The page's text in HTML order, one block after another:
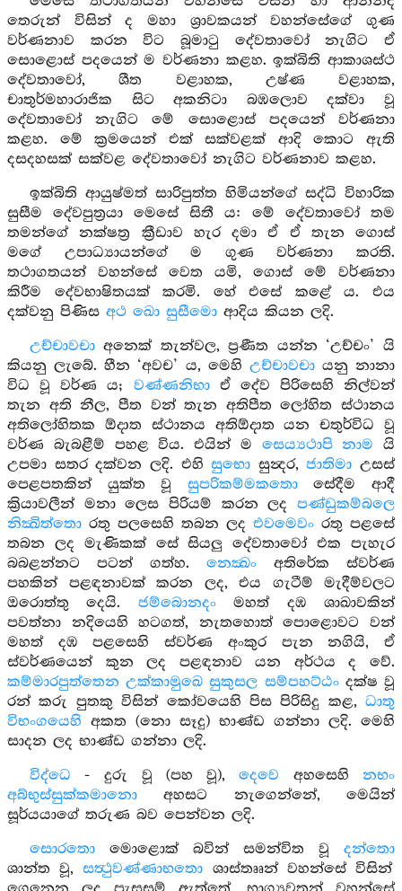
තෙරුන් විසින් ද මහා ශ්‍රාවකයන් වහන්සේගේ ගුණ
වර්ණනාව කරන විට බූමාටු දේවතාවෝ නැගිට ඒ
සොළොස් පදයෙන් ම වර්ණනා කළහ. ඉක්බිති ආකාශස්ථ
දේවතාවෝ, ශීත වළාහක, උෂ්ණ වළාහක,
චාතුර්මහාරාජික සිට අකනිටා බඹලොව දක්වා වූ
දේවතාවෝ නැගිට මේ සොළොස් පදයෙන් වර්ණනා
කළහ. මේ ක්‍රමයෙන් එක් සක්වළක් ආදි කොට ඇති
දසදහසක් සක්වළ දේවතාවෝ නැගිට වර්ණනාව කළහ.
ඉක්බිති ආයුෂ්මත් සාරිපුත්ත හිමියන්ගේ සද්ධි විහාරික
සුසීම දේවපුත්‍රයා මෙසේ සිතී ය: මේ දේවතාවෝ තම
තමන්ගේ නක්ෂත්‍ර ක්‍රීඩාව හැර දමා ඒ ඒ තැන ගොස්
මගේ උපාධ්‍යායන්ගේ ම ගුණ වර්ණනා කරති.
තථාගතයන් වහන්සේ වෙත යමි, ගොස් මේ වර්ණනා
කිරීම දේවභාෂිතයක් කරමි. හේ එසේ කළේ ය. එය
දක්වනු පිණිස අථ ඛො සුසීමො ආදිය කියන ලදි.
උච්චාවචාඅනෙක් තැන්වල, ප්‍රණීත යන්න ‘උච්චං’ යි
කියනු ලැබේ. හීන ‘අවච’ ය, මෙහි උච්චාවචායනු නානා
විධ වූ වර්ණ ය; වණ්ණනිභාඒ දේව පිරිසෙහි නිල්වන්
තැන අති නීල, පීත වන් තැන අතිපීත ලෝහිත ස්ථානය
අතිලෝහිතක ඕදාත ස්ථානය අතිඕදාත යන චතුර්විධ වූ
වර්ණ බැබළීම් පහළ විය. එයින් ම සෙය්‍යථාපි නාම යි
උපමා සතර දක්වන ලදි. එහිසුභො සුන්‍දර,ජාතිමා උසස්
පෙළපතකින් යුක්ත වූ සුපරිකම්මකතොසේදීම ආදී
ක්‍රියාවලීන් මනා ලෙස පිරියම් කරන ලද පණ්ඩුකම්බලෙ
නික්‍ඛිත්තො රතු පලසෙහි තබන ලද එවමෙවං රතු පළසේ
තබන ලද මැණිකක් සේ සියලු දේවතාවෝ එක පැහැර
බබළන්නට පටන් ගත්හ. නෙක්‍ඛං අතිරේක ස්වර්ණ
පහකින් පළඳනාවක් කරන ලද, එය ගැටීම් මැදීම්වලට
ඔරොත්තු දෙයි. ජම්බොනදංමහත් දඹ ශාඛාවකින්
පවත්නා නදියෙහි හටගත්, නැතහොත් පොළොවට වන්
මහත් දඹ පළසෙහි ස්වර්ණ අංකුර පැන නගියි, ඒ
ස්වර්ණයෙන් කුන ලද පළඳනාව යන අර්ථය ද වේ.
කම්මාරපුත්තෙන උක්කාමුඛෙ සුකුසල සම්පහට්ඨංදක්ෂ වූ
රන් කරු පුතකු විසින් කෝවයෙහි පිස පිරිසිදු කළ, ධාතු
විභංගයෙහි අකත (නො සෑදු) භාණ්ඩ ගන්නා ලදි. මෙහි
සාදන ලද භාණ්ඩ ගන්නා ලදි.
විද්ධෙ - දුරු වූ (පහ වූ),දෙවෙ අහසෙහි නභං
අබ්භුස්සුක්කමානො අහසට නැගෙන්නේ, මෙයින්
සූර්යයාගේ තරුණ බව පෙන්වන ලදි.
සොරතොමොළොක් බවින් සමන්විත වූ දන්තො
ශාන්ත වූ,සත්‍ථුවණ්ණාභතො ශාස්තෲන් වහන්සේ විසින්